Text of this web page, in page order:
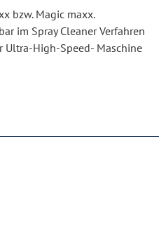
bzw. Magic maxx.
im Spray Cleaner Verfahren
Ultra-High-Speed- Maschine